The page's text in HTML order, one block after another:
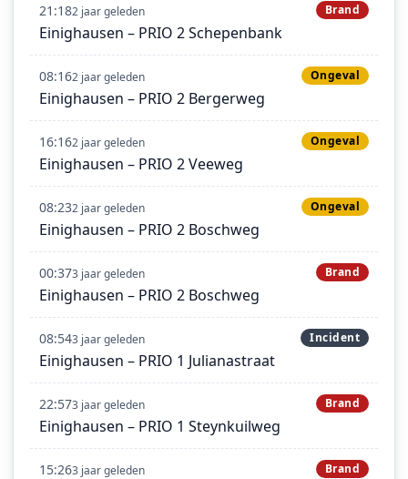
21:182 jaar geleden Brand
Einighausen – PRIO 2 Schepenbank
08:162 jaar geleden Ongeval
Einighausen – PRIO 2 Bergerweg
16:162 jaar geleden Ongeval
Einighausen – PRIO 2 Veeweg
08:232 jaar geleden Ongeval
Einighausen – PRIO 2 Boschweg
00:373 jaar geleden Brand
Einighausen – PRIO 2 Boschweg
08:543 jaar geleden Incident
Einighausen – PRIO 1 Julianastraat
22:573 jaar geleden Brand
Einighausen – PRIO 1 Steynkuilweg
15:263 jaar geleden Brand